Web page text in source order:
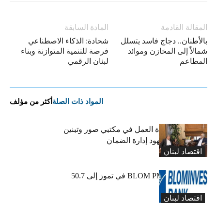
المادة السابقة
شحادة: الذكاء الاصطناعي
فرصة للتنمية المتوازنة وبناء
لبنان الرقمي
المقالة القادمة
بالأطنان.. دجاج فاسد يتسلل
شمالاً إلى المخازن وموائد
المطاعم
المواد ذات الصلة أكثر من مؤلف
اقتصاد لبنان
كركي يعلن عودة العمل في مكتبي صور وتبنين
وطليس ينوّه بجهود إدارة الضمان
اقتصاد لبنان
ارتفاع مؤشر BLOM PMI في تموز إلى 50.7
نقطة